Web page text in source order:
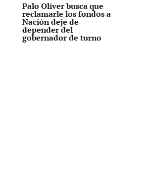
Palo Oliver busca que
reclamarle los fondos a
Nación deje de
depender del
gobernador de turno